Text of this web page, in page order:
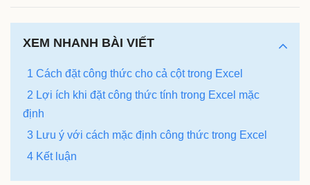
XEM NHANH BÀI VIẾT
1 Cách đặt công thức cho cả cột trong Excel
2 Lợi ích khi đặt công thức tính trong Excel mặc
định
3 Lưu ý với cách mặc định công thức trong Excel
4 Kết luận